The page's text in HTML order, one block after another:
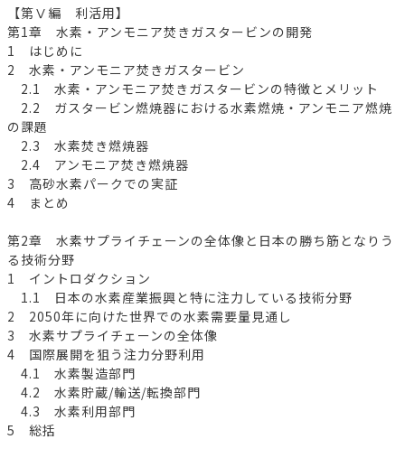
【第Ⅴ編 利活用】
第1章 水素・アンモニア焚きガスタービンの開発
1 はじめに
2 水素・アンモニア焚きガスタービン
2.1 水素・アンモニア焚きガスタービンの特徴とメリット
2.2 ガスタービン燃焼器における水素燃焼・アンモニア燃焼
の課題
2.3 水素焚き燃焼器
2.4 アンモニア焚き燃焼器
3 高砂水素パークでの実証
4 まとめ
第2章 水素サプライチェーンの全体像と日本の勝ち筋となりう
る技術分野
1 イントロダクション
1.1 日本の水素産業振興と特に注力している技術分野
2 2050年に向けた世界での水素需要量見通し
3 水素サプライチェーンの全体像
4 国際展開を狙う注力分野利用
4.1 水素製造部門
4.2 水素貯蔵/輸送/転換部門
4.3 水素利用部門
5 総括